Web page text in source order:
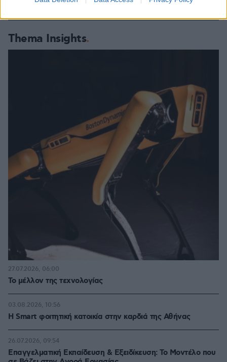
έφτασαν στην πτώση στο κενό; Βαραίνουν τα ερωτήματα
Thema Insights
Το μέλλον της τεχνολογίας
27.07.2026, 06:00
Η Smart φοιτητική κατοικία στην καρδιά της Αθήνας
03.08.2026, 10:56
Επαγγελματική Εκπαίδευση & Εξειδίκευση: Το Mοντέλο που
26.07.2026, 09:54